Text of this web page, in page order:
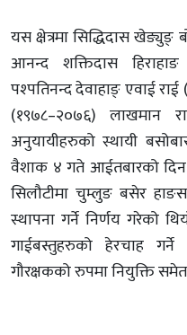
यस क्षेत्रमा सिद्धिदास खेङ्युङ्
आनन्द शक्तिदास
पश्पतिनन्द देवाहाङ् एवाई
(१९७८–२०७६) लाखमान
अनुयायीहरुको स्थायी
वैशाक ४ गते आईतबारको
सिलौटीमा चुम्लुङ बसेर
स्थापना गर्ने निर्णय गरेको
गाईबस्तुहरुको हेरचाह
गौरक्षकको रुपमा नियुक्ति